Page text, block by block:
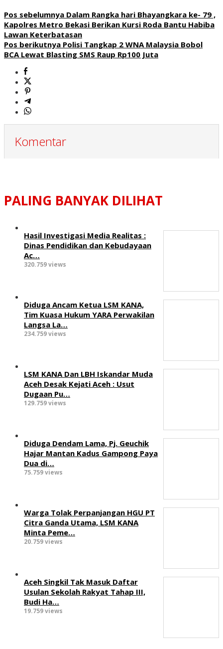
Pos sebelumnya Dalam Rangka hari Bhayangkara ke- 79 ,
Kapolres Metro Bekasi Berikan Kursi Roda Bantu Habiba
Lawan Keterbatasan
Pos berikutnya Polisi Tangkap 2 WNA Malaysia Bobol
BCA Lewat Blasting SMS Raup Rp100 Juta
Komentar
PALING BANYAK DILIHAT
Hasil Investigasi Media Realitas :
‎Dinas Pendidikan dan Kebudayaan
Ac…
320.759 views
Diduga Ancam Ketua LSM KANA,
Tim Kuasa Hukum YARA Perwakilan
Langsa La…
234.759 views
LSM KANA Dan LBH Iskandar Muda
Aceh Desak Kejati Aceh : Usut
Dugaan Pu…
129.759 views
Diduga Dendam Lama, Pj. Geuchik
Hajar Mantan Kadus Gampong Paya
Dua di…
75.759 views
Warga Tolak Perpanjangan HGU PT
Citra Ganda Utama, LSM KANA
Minta Peme…
20.759 views
Aceh Singkil Tak Masuk Daftar
Usulan Sekolah Rakyat Tahap III,
Budi Ha…
19.759 views